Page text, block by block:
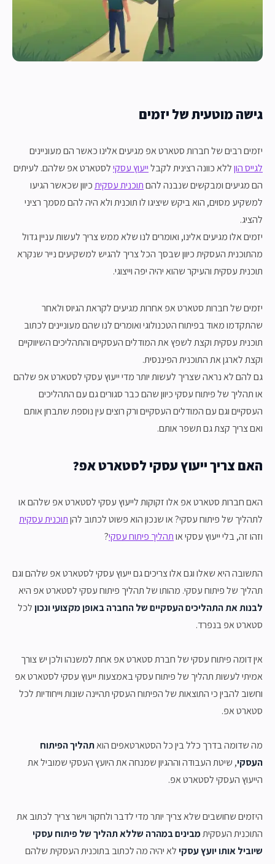
גישה מוטעית של יזמים
יזמים רבים של חברות סטארט אפ מגיעים אלינו כאשר הם מעוניינים
לגייס הוןללא כוונה רצינית לקבלייעוץ עסקילסטארט אפ שלהם. לעיתים
הם מגיעים ומבקשים שנבנה להםתוכנית עסקיתכיוון שכאשר הגיעו
למשקיע מסוים, הוא ביקש שיציגו לו תוכנית ולא היה להם מסמך רציני
להציג.
יזמים אלו מגיעים אלינו, ואומרים לנו שלא ממש צריך לעשות עניין גדול
מהתוכנית העסקית כיוון שבסך הכל צריך להגיש למשקיעים נייר שנקרא
תוכנית עסקית והעיקר שהוא יהיה יפה וייצוגי.
יזמים של חברות סטארט אפ אחרות מגיעים לקראת הגיוס ולאחר
שהתקדמו מאוד בפיתוח הטכנולוגי ואומרים לנו שהם מעוניינים לכתוב
תוכנית עסקית וקצת לשפץ את המודלים העסקיים והתהליכים השיווקיים
וקצת לארגן את התוכנית הפיננסית.
גם להם לא נראה שצריך לעשות יותר מדי ייעוץ עסקי לסטארט אפ שלהם
או תהליך של פיתוח עסקי כיוון שהם כבר סגורים גם עם התהליכים
העסקיים וגם עם המודלים העסקיים ורק רוצים עין נוספת שתבחן אותם
ואם צריך קצת גם תשפר אותם.
האם צריך ייעוץ עסקי לסטארט אפ?
האם חברות סטארט אפ אלו זקוקות לייעוץ עסקי לסטארט אפ שלהם או
לתהליך של פיתוח עסקי? או שנכון הוא פשוט לכתוב להןתוכנית עסקית
וזהו זה, בלי ייעוץ עסקי אותהליך פיתוח עסקי?
התשובה היא שאלו וגם אלו צריכים גם ייעוץ עסקי לסטארט אפ שלהם וגם
תהליך של פיתוח עסקי. מהותו של תהליך פיתוח עסקי לסטארט אפ היא
לבנות את התהליכים העסקיים של החברה באופן מקצועי ונכוןלכל
סטארט אפ בנפרד.
אין דומה פיתוח עסקי של חברת סטארט אפ אחת למשנהו ולכן יש צורך
אמיתי לעשות תהליך של פיתוח עסקי באמצעות ייעוץ עסקי לסטארט אפ
וחשוב להבין כי התוצאות של הפיתוח העסקי תהיינה שונות וייחודיות לכל
סטארט אפ.
מה שדומה בדרך כלל בין כל הסטארטאפים הואתהליך הפיתוח
העסקי, שיטת העבודה וההגיון שמנחה את היועץ העסקי שמוביל את
הייעוץ העסקי לסטארט אפ.
היזמים שחושבים שלא צריך יותר מדי לדבר ולחקור וישר צריך לכתוב את
התוכנית העסקיתמבינים במהרה שללא תהליך של פיתוח עסקי
שיוביל אותו יועץ עסקילא יהיה מה לכתוב בתוכנית העסקית שלהם